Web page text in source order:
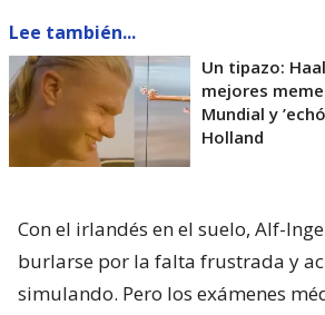
Lee también...
Un tipazo:
mejores
Mundial y
Holland
Con el irlandés en el suelo, Alf-
burlarse por la falta frustrada y
simulando. Pero los exámenes